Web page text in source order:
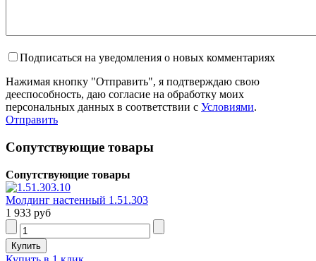
Подписаться на уведомления о новых комментариях
Нажимая кнопку "Отправить", я подтверждаю свою
дееспособность, даю согласие на обработку моих
персональных данных в соответствии с Условиями.
Отправить
Сопутствующие товары
Сопутствующие товары
Молдинг настенный 1.51.303
1 933 руб